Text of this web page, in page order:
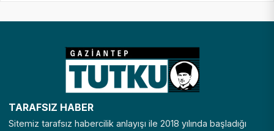
TARAFSIZ HABER
Sitemiz tarafsız habercilik anlayışı ile 2018 yılında başladığı